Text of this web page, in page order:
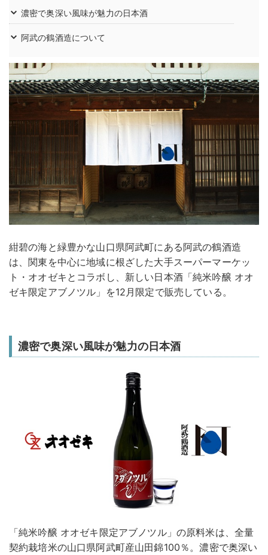
濃密で奥深い風味が魅力の日本酒
阿武の鶴酒造について
紺碧の海と緑豊かな山口県阿武町にある阿武の鶴酒造
は、関東を中心に地域に根ざした大手スーパーマーケッ
ト・オオゼキとコラボし、新しい日本酒「純米吟醸 オオ
ゼキ限定アブノツル」を12月限定で販売している。
濃密で奥深い風味が魅力の日本酒
「純米吟醸 オオゼキ限定アブノツル」の原料米は、全量
契約栽培米の山口県阿武町産山田錦100％。濃密で奥深い